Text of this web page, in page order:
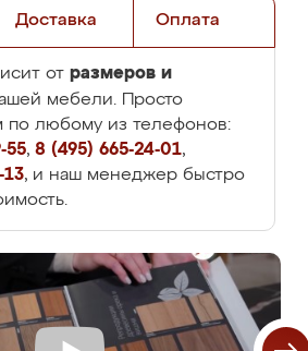
Доставка Оплата
от размеров и
мебели. Просто
по любому из телефонов:
55, 8 (495) 665-24-01,
13, и наш менеджер быстро